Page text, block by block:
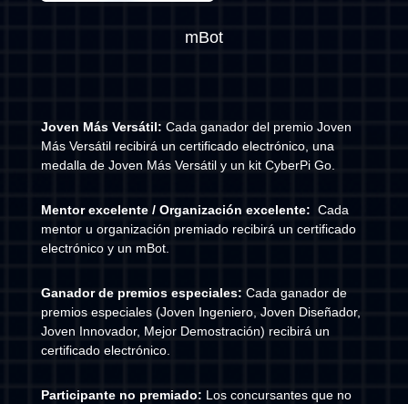
mBot
Joven Más Versátil: Cada ganador del premio Joven
Más Versátil recibirá un certificado electrónico, una
medalla de Joven Más Versátil y un kit CyberPi Go.
Mentor excelente / Organización excelente: Cada
mentor u organización premiado recibirá un certificado
electrónico y un mBot.
Ganador de premios especiales: Cada ganador de
premios especiales (Joven Ingeniero, Joven Diseñador,
Joven Innovador, Mejor Demostración) recibirá un
certificado electrónico.
Participante no premiado: Los concursantes que no